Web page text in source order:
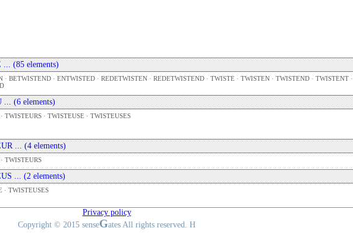
(85 elements)
· BETWISTEND · ENTWISTED · REDETWISTEN · REDETWISTEND · TWISTE · TWISTEN · TWISTEND · TWISTENT ·
... (6 elements)
TWISTEURS · TWISTEUSE · TWISTEUSES
... (4 elements)
TWISTEURS
... (2 elements)
· TWISTEUSES
Privacy policy
Copyright © 2015 senseGates All rights reserved. H